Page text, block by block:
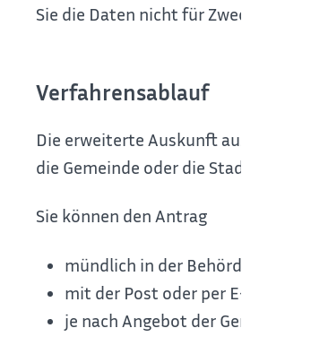
Sie die Daten nicht für Zwecke der
Verfahrensablauf
Die erweiterte Auskunft aus dem
die Gemeinde oder die Stadt, in der
Sie können den Antrag
mündlich in der Behörde stellen,
mit der Post oder per E-Mail
je nach Angebot der Gemeinde